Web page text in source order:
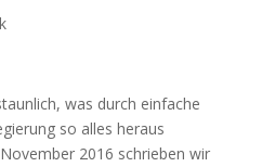
was durch einfache
so alles heraus
2016 schrieben wir